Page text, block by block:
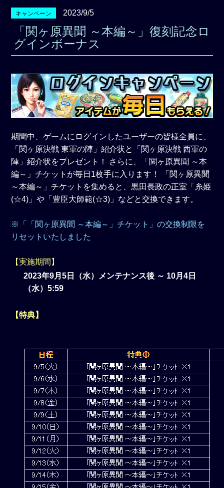
キャンペーン 2023/9/5
「関ヶ原異聞 ～本編～」復刻記念ロ
グインボーナス
期間中、ゲームにログインしたユーザーの皆様全員に、
「関ヶ原決戦 東軍の陣」紹介状と「関ヶ原決戦 西軍の
陣」紹介状をプレゼント！ さらに、「関ヶ原異聞 ～本
編～」チケットが毎日1枚手に入ります！ 「関ヶ原異聞
～本編～」チケットを集めると、黒田長政の正室「糸姫
(☆4)」や「豊臣大師範(☆3)」などと交換できます。
※「「関ヶ原異聞 ～本編～」チケット」の交換制限を
リセットいたしました
【実施期間】
2023年9月5日（水）メンテナンス後 ～ 10月4日
（水）5:59
【特典】